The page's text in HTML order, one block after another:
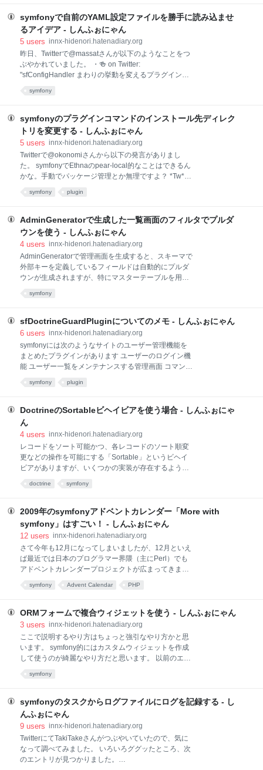
よね、と話をしています。 この「困っていること」と
いうのは人それぞれでしょうけど、私を含めて複数の
方が考えている、割と大きな「困ったこと」の1つが
「情報の整理」という目的から、symfonyユーザ会の
必要性を強く感じ、設立の準備にあたっています。 以
下、私が「symfonyユーザ会があったらこんな風にし
たい」ということを書いてみます。 1. 日本語による情
symfonyで自前のYAML設定ファイルを勝手に読み込ませ
るアイデア - しんふぉにゃん
5 users innx-hidenori.hatenadiary.org
昨日、Twitterで@massatさんが以下のようなことをつ
ぶやかれていました。 ・🍻 on Twitter:
"sfConfigHandler まわりの挙動を変えるプラグインを
🍻 on Twitter: "@vectorxenon config_handlers.yml に
ッシュまで作っちゃうプラグインを作ろうと思ったの
ですが。importの引数で渡すパターン名を
ConfigHandler内で取れなくて悩み中す" ・🍻 on
ymlを作ってconfig_handlers.ymlに書いて
sfDefineEnvironmentConfigHandlerで読んで
sfConfigCache:
symfony
symfonyのプラグインコマンドのインストール先ディレク
トリを変更する - しんふぉにゃん
5 users innx-hidenori.hatenadiary.org
Twitterで@okonomiさんから以下の発言がありまし
た。 symfonyでEthnaのpear-local的なことはできるん
かな。手動でパッケージ管理とか無理ですよ？ *Tw*
-d pear」でPEARをインストールできた *Tw*
ただふつうのプラグインと混じってしまうので、イン
ストールディレクトリを指定できればよかったんです
が分からなかったです。 これについて調べてみまし
sfBaseTask::getPluginManager()内で設定されている
がオプションなどでは変更できません
http://trac.symfony-proje
symfony plugin
AdminGeneratorで生成した一覧画面のフィルタでプルダ
ウンを使う - しんふぉにゃん
4 users innx-hidenori.hatenadiary.org
AdminGeneratorで管理画面を生成すると、スキーマで
外部キーを定義しているフィールドは自動的にプルダ
ウンが生成されますが、特にマスターテーブルを用意
ト入力＋is empty」入力欄が生成されてしまいます。
ますが、やはり画面上では意味のあるコード名を使用
したプルダウンやチェックボックスを使用したいとこ
ろです。 そこで、フィルタに対応するフォームでウィ
ジェットを変更します。 たとえば、「disp_flag（数
値）」＝0または1 というフィールドがあるとします。
ようなウィジェット／バリデータが定義されていま
symfony
sfDoctrineGuardPluginについてのメモ - しんふぉにゃん
6 users innx-hidenori.hatenadiary.org
symfonyには次のようなサイトのユーザー管理機能を
まとめたプラグインがあります ユーザーのログイン機
能 ユーザー一覧をメンテナンスする管理画面 コマンド
ーザーがユーザー登録できる画面 パスワードを忘れた
のパーミッション・グループの付与と管理 それが
「sfDoctrineGuardPlugin」です。 プラグインに付属
しているREADMEの翻訳も合わせて参照してくださ
ク）一覧 guard :add-group ユーザーにグループを追加
する :add-permission ユーザーにパーミッションを追
加する :change-password ユーザーのパスワードを変
更する :create-user ユーザーを作成する :
symfony plugin
DoctrineのSortableビヘイビアを使う場合 - しんふぉにゃ
ん
4 users innx-hidenori.hatenadiary.org
レコードをソート可能かつ、各レコードのソート順変
更などの操作を可能にする「Sortable」というビヘイ
ビアがありますが、いくつかの実装が存在するようで
http://www.doctrine-project.org/extension/Sortable ソ
project.org/browser/extensions/Sortable/branches/1.2-
1.0 symfonyのプラグイン
「sfDoctrineAtcAsSortablePlugin」
project.org/browser/plugins/sfDoctrineAtcAsSortablePl
ugin READMEに「DO NOT USE YET!」と書いてあり
ますので、もう
doctrine symfony
2009年のsymfonyアドベントカレンダー「More with
symfony」はすごい！ - しんふぉにゃん
12 users innx-hidenori.hatenadiary.org
さて今年も12月になってしまいましたが、12月といえ
ば最近では日本のプログラマー界隈（主にPerl）でも
アドベントカレンダープロジェクトが広まってきまし
が始まりました！ http://www.symfony-
のアドベントカレンダーの翻訳プロジェクトに参加さ
せていただきました！ 昨年までは、アドベントカレン
ダー公開時点では日本語の翻訳が追いついておらず、
英語版を読みながら個人的に翻訳を行って進めていた
方が何名かいらっしゃったという状況でした。 今年の
ム（普段公式サイトのドキュメント翻訳などを行って
できるようにプロジェクトが進められました。 すでに
先のチャプターのタ
symfony Advent Calendar PHP
ORMフォームで複合ウィジェットを使う - しんふぉにゃん
3 users innx-hidenori.hatenadiary.org
ここで説明するやり方はちょっと強引なやり方かと思
います。 symfony的にはカスタムウィジェットを作成
して使うのが綺麗なやり方だと思います。 以前のエン
介しました。 複合ウィジェットの値の取得方法 - しん
ょっとした質問
（http://pc11.2ch.net/test/read.cgi/php/1201177567/89
6）があったので、これに対応する方法を書いてみま
ベースへの保存を行うのでよいのですが、ORMフォー
ム（DoctrineフォームやPropelフォーム）の場合は、
データベースへの値の保存回りの処理もフレームワー
symfony
symfonyのタスクからログファイルにログを記録する - し
んふぉにゃん
9 users innx-hidenori.hatenadiary.org
TwitterにてTakiTakeさんがつぶやいていたので、気に
なって調べてみました。 いろいろググッたところ、次
のエントリが見つかりました。